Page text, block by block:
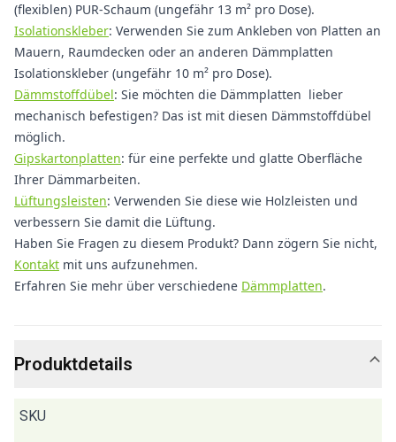
(flexiblen) PUR-Schaum (ungefähr 13 m² pro Dose).
Isolationskleber: Verwenden Sie zum Ankleben von Platten an
Mauern, Raumdecken oder an anderen Dämmplatten
Isolationskleber (ungefähr 10 m² pro Dose).
Dämmstoffdübel: Sie möchten die Dämmplatten lieber
mechanisch befestigen? Das ist mit diesen Dämmstoffdübel
möglich.
Gipskartonplatten: für eine perfekte und glatte Oberfläche
Ihrer Dämmarbeiten.
Lüftungsleisten: Verwenden Sie diese wie Holzleisten und
verbessern Sie damit die Lüftung.
Haben Sie Fragen zu diesem Produkt? Dann zögern Sie nicht,
Kontakt mit uns aufzunehmen.
Erfahren Sie mehr über verschiedene Dämmplatten.
Produktdetails
SKU